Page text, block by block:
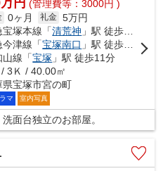
(管理費等：3000円 )
0ヶ月 礼金 5万円
宝塚本線「清荒神 」駅 徒歩8分
今津線「宝塚南口 」駅 徒歩11分
山線「宝塚 」駅 徒歩11分
3Ｋ / 40.00㎡
県宝塚市宮の町
マ 室内写真
面台独立のお部屋。